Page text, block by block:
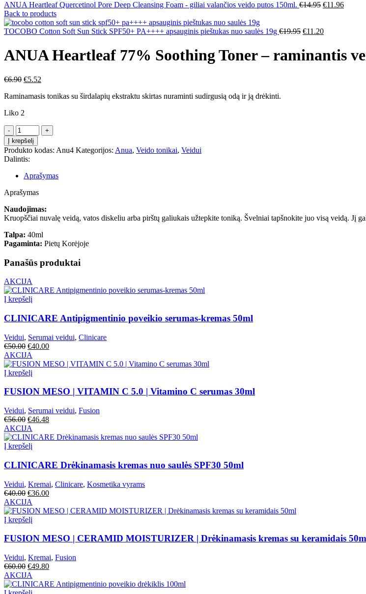
ANUA Heartleaf Quercetinol Pore Deep Cleansing Foam - giliai valančios veido putos 150ml. €14.95 €11.96
Back to products
TOCOBO Cotton Soft Sun Stick SPF50+ PA++++ apsauginis pieštukas nuo saulės 19g €19.95 €11.20
ANUA Heartleaf 77% Soothing Toner – raminantis
€6.90 €5.52
Raminamasis tonikas su širdalapių ekstraktu skirtas nuraminti sudirgusią odą ir ją drėkinti.
Liko 2
Į krepšelį
Produkto kodas: Anu4 Kategorijos: Anua, Veido tonikai, Veidui
Dalintis:
Aprašymas
Aprašymas
Naudojimas:
Kruopščiai nuvalę veidą, vatos diskeliu arba pirštų galiukais užtepkite toniką. Švelniai tapšnokite juo visą veidą. Jį
Talpa: 40ml
Pagaminta: Pietų Korėjoje
Panašūs produktai
AKCIJA
Į krepšelį
CLINICARE Antipigmentinio poveikio serumas-kremas 50ml
Veidui, Serumai veidui, Clinicare
€50.00 €40.00
AKCIJA
Į krepšelį
FUSION MESO | VITAMIN C 5.0 | Vitamino C serumas 30ml
Veidui, Serumai veidui, Fusion
€56.00 €46.48
AKCIJA
Į krepšelį
CLINICARE Drėkinamasis kremas nuo saulės SPF30 50ml
Veidui, Kremai, Clinicare, Kosmetika vyrams
€40.00 €36.00
AKCIJA
Į krepšelį
FUSION MESO | CERAMID MOISTURIZER | Drėkinamasis kremas su keramidais
Veidui, Kremai, Fusion
€60.00 €49.80
AKCIJA